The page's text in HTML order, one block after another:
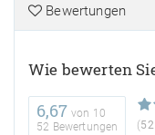
Bewertungen
Wie bewerten
6,67 von 10
52 Bewertungen
(52